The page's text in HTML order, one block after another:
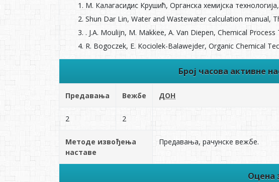
М. Калагасидис Крушић, Органска хемијска
Shun Dar Lin, Water and Wastewater calculation manual,
. J.A. Moulijn, M. Makkee, A. Van Diepen, Chemical
R. Bogoczek, E. Kociolek-Balawejder, Organic Chemical
Број часова активне
Предавања Вежбе ДОН
2 2
Методе извођења
наставе
Предавања, рачунске вежбе.
Оцена